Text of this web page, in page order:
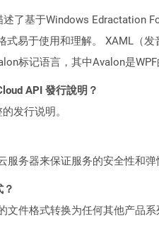
了基于Windows Edractation
式易于使用和理解。 XAML（
标记语言，其中Avalon是
API 發行說明？
发行说明。
服务器来保证服务的安全性和
件格式转换为任何其他产品系